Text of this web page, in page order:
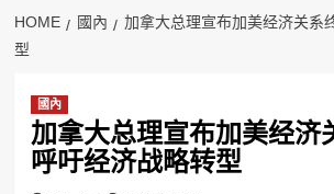
HOME 國內
加拿大总理宣布加美经济关系
型
國內
加拿大总理宣布加美经济
呼吁经济战略转型